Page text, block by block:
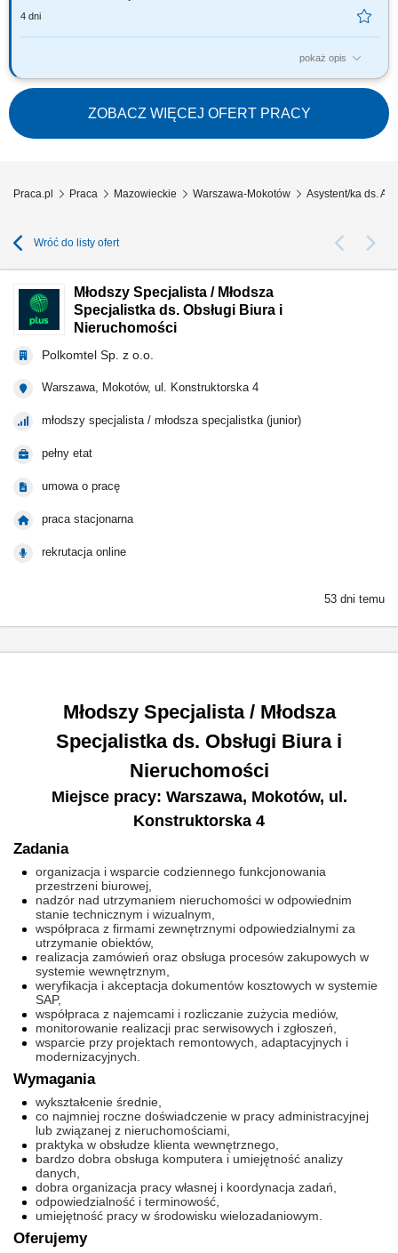
4 dni
pokaż opis
The description of duties is a presented below: to provide administrative
support in general administrative procedures for the team leader and
team staff; to support the document flows and archiving; to support in
drafting notes, letters, reports and follow ups on documents; to carry out
data entry...
ZOBACZ WIĘCEJ OFERT PRACY
Praca.pl Praca Mazowieckie Warszawa-Mokotów Asystent/ka ds.
Wróć do listy ofert
Młodszy Specjalista / Młodsza
Specjalistka ds. Obsługi Biura i
Nieruchomości
Polkomtel Sp. z o.o.
Warszawa, Mokotów, ul. Konstruktorska 4
młodszy specjalista / młodsza specjalistka (junior)
pełny etat
umowa o pracę
praca stacjonarna
rekrutacja online
53 dni temu
Młodszy Specjalista / Młodsza
Specjalistka ds. Obsługi Biura i
Nieruchomości
Miejsce pracy: Warszawa, Mokotów, ul.
Konstruktorska 4
Zadania
organizacja i wsparcie codziennego funkcjonowania
przestrzeni biurowej,
nadzór nad utrzymaniem nieruchomości w odpowiednim
stanie technicznym i wizualnym,
współpraca z firmami zewnętrznymi odpowiedzialnymi za
utrzymanie obiektów,
realizacja zamówień oraz obsługa procesów zakupowych w
systemie wewnętrznym,
weryfikacja i akceptacja dokumentów kosztowych w systemie
SAP,
współpraca z najemcami i rozliczanie zużycia mediów,
monitorowanie realizacji prac serwisowych i zgłoszeń,
wsparcie przy projektach remontowych, adaptacyjnych i
modernizacyjnych.
Wymagania
wykształcenie średnie,
co najmniej roczne doświadczenie w pracy administracyjnej
lub związanej z nieruchomościami,
praktyka w obsłudze klienta wewnętrznego,
bardzo dobra obsługa komputera i umiejętność analizy
danych,
dobra organizacja pracy własnej i koordynacja zadań,
odpowiedzialność i terminowość,
umiejętność pracy w środowisku wielozadaniowym.
Oferujemy